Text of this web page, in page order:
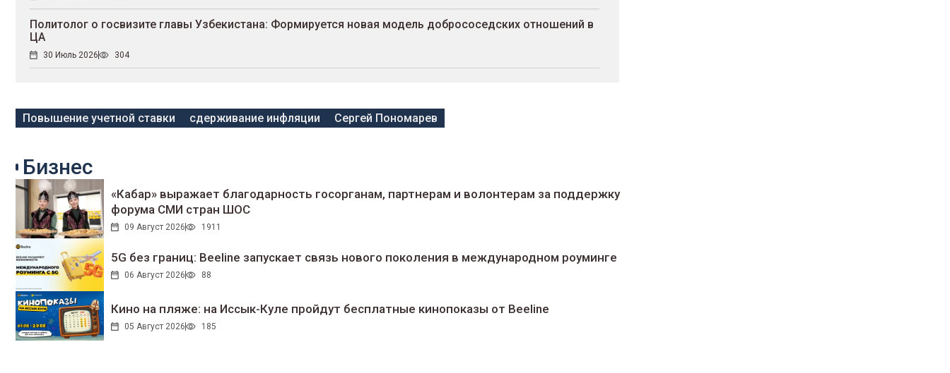
Политолог о госвизите главы Узбекистана: Формируется новая модель добрососедских отношений в
ЦА
30 Июль 2026 304
Повышение учетной ставки сдерживание инфляции Сергей Пономарев
Бизнес
«Кабар» выражает благодарность госорганам, партнерам и волонтерам за поддержку
форума СМИ стран ШОС
09 Август 2026 1911
5G без границ: Beeline запускает связь нового поколения в международном роуминге
06 Август 2026 88
Кино на пляже: на Иссык-Куле пройдут беcплатные кинопоказы от Beeline
05 Август 2026 185